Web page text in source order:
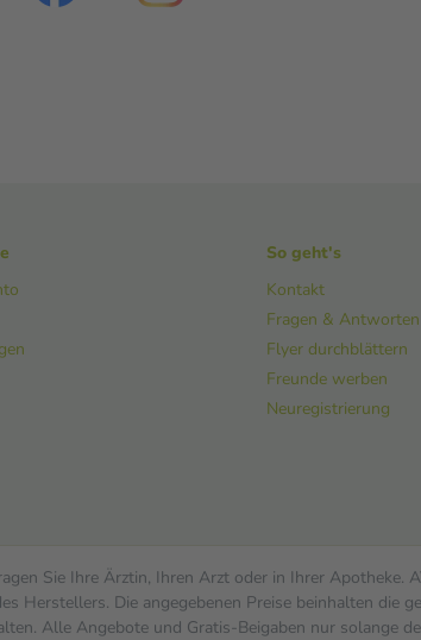
So geht's
Kontakt
Fragen & Antworten
Flyer durchblättern
Freunde werben
Neuregistrierung
Sie Ihre Ärztin, Ihren Arzt oder in Ihrer Apotheke.
Herstellers. Die angegebenen Preise beinhalten die
Alle Angebote und Gratis-Beigaben nur solange